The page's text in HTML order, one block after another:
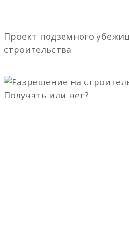
Проект подземного
строительства